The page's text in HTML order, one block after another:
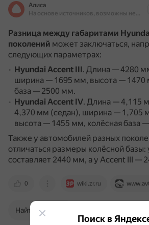
Алиса
На основе источников, возможны неточности
Разница между габаритами
поколений может заключаться,
следующих параметрах:
Hyundai Accent III. Длина — 4280
ширина — 1695 мм, высота — 1470
база — 2500 мм.
Hyundai Accent IV. Длина — 4,115
4,370 мм (седан), ширина — 1,705
высота — 1455 мм, колёсная база
Также у автомобилей разных
отличаться размеры колёсной базы:
составляет 2440 мм, а у Accent III —
0 wiki.zr.ru
Найти в Поиске
Поиск в